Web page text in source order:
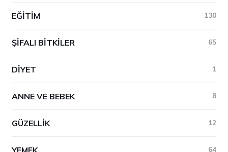
EĞITIM 130
ŞIFALI BITKILER 65
DIYET 1
ANNE VE BEBEK 8
GÜZELLIK 12
YEMEK 64